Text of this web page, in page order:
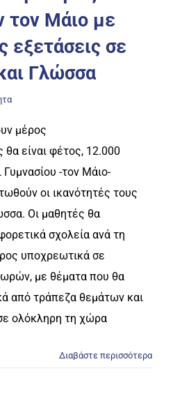
τον Μάιο με
εξετάσεις σε
Γλώσσα
μέρος
θα είναι φέτος, 12.000
-τον Μάιο-
οι ικανότητές τους
Οι μαθητές θα
σχολεία ανά τη
υποχρεωτικά σε
ωρών, με θέματα που θα
από τράπεζα θεμάτων και
ολόκληρη τη χώρα
Διαβάστε περισσότερα